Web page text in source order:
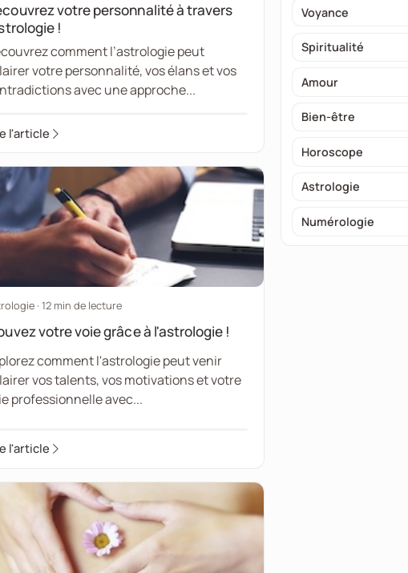
votre personnalité à travers
!
comment l’astrologie peut
votre personnalité, vos élans et vos
avec une approche...
l'article
· 12 min de lecture
votre voie grâce à l'astrologie !
comment l'astrologie peut venir
vos talents, vos motivations et votre
professionnelle avec...
l'article
Voyance
Spiritualité
Amour
Bien-être
Horoscope
Astrologie
Numérologie